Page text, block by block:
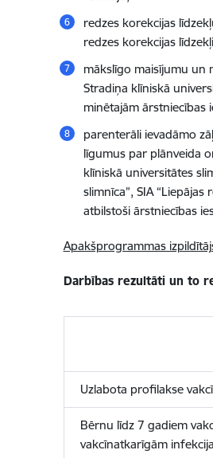
redzes korekcijas
redzes korekcijas
mākslīgo maisījumu un
Stradiņa klīniskā
minētajām ārstniecības
parenterāli ievadāmo
līgumus par plānveida
klīniskā universitātes
slimnīca”, SIA
atbilstoši ārstniecības
Apakšprogrammas
Darbības rezultāti un to
Uzlabota profilakse
Bērnu līdz 7 gadiem
vakcīnatkarīgām